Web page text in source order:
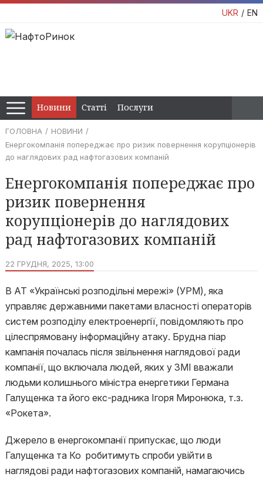
UKR EN
Новини Статті Послуги
ГОЛОВНА
НОВИНИ
Енергокомпанія попереджає про ризик повернення корупціонерів
до наглядових рад нафтогазових компаній
Енергокомпанія попереджає про
ризик повернення
корупціонерів до наглядових
рад нафтогазових компаній
22 ГРУДНЯ, 2025, 13:00
В АТ «Українські розподільні мережі» (УРМ), яка
управляє державними пакетами власності операторів
систем розподілу електроенергії, повідомляють про
цілеспрямовану інформаційну атаку. Брудна піар
кампанія почалась після звільнення наглядової ради
компанії, що включала людей, яких у ЗМІ вважали
людьми колишнього міністра енергетики Германа
Галущенка та його екс-радника Ігоря Миронюка, т.з.
«Рокета».
Джерело в енергокомпанії припускає, що люди
Галущенка та Ко робитимуть спроби увійти в
наглядові ради нафтогазових компаній, намагаючись